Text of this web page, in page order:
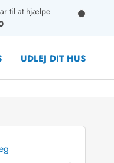
til at hjælpe
UDLEJ DIT HUS